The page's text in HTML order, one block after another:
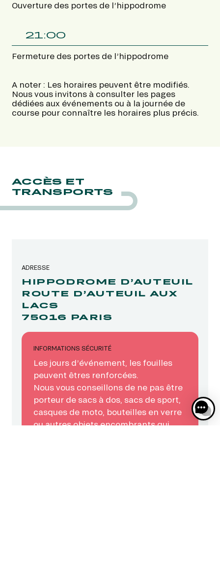
Ouverture des portes de l’hippodrome
21:00
Fermeture des portes de l’hippodrome
A noter : Les horaires peuvent être modifiés.
Nous vous invitons à consulter les pages
dédiées aux événements ou à la journée de
course pour connaître les horaires plus précis.
ACCÈS ET
TRANSPORTS
ADRESSE
HIPPODROME D’AUTEUIL
ROUTE D’AUTEUIL AUX
LACS
75016 PARIS
INFORMATIONS SÉCURITÉ
Les jours d’événement, les fouilles
peuvent êtres renforcées.
Nous vous conseillons de ne pas être
porteur de sacs à dos, sacs de sport,
casques de moto, bouteilles en verre
ou autres objets encombrants qui